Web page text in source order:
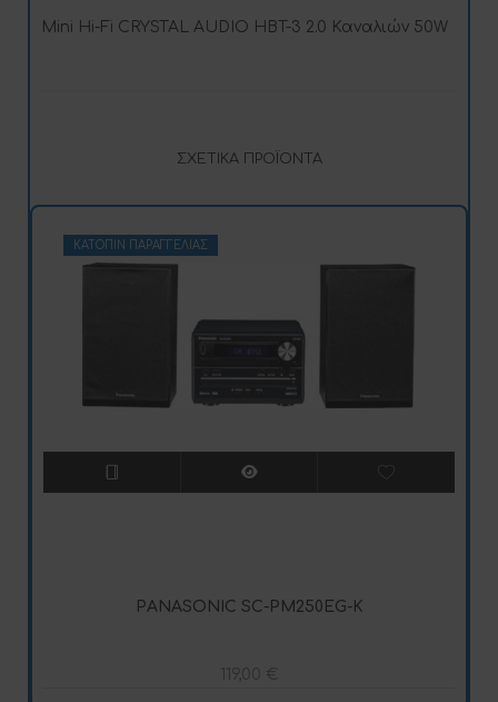
Mini Hi-Fi CRYSTAL AUDIO HBT-3 2.0 Καναλιών 50W
ΣΧΕΤΙΚΆ ΠΡΟΪΌΝΤΑ
ΚΑΤΌΠΙΝ ΠΑΡΑΓΓΕΛΊΑΣ
PANASONIC SC-PM250EG-K
119,00 €